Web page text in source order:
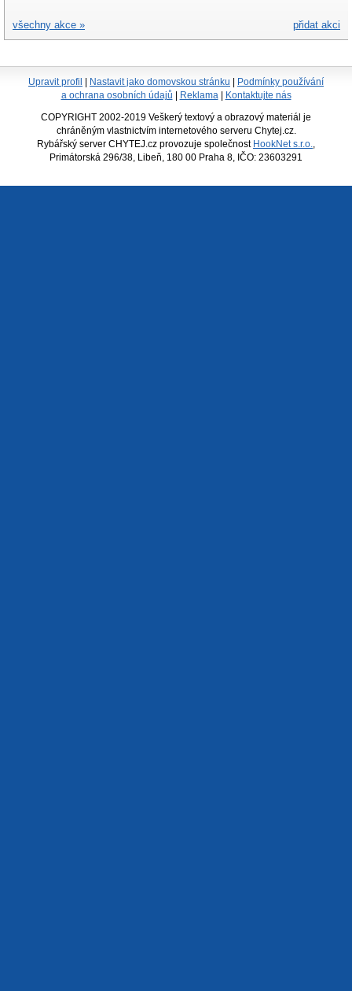
přidat akci
všechny akce »
Upravit profil Nastavit jako domovskou stránku
Podmínky používání
a ochrana osobních údajů
Reklama Kontaktujte nás
COPYRIGHT 2002-2019 Veškerý textový a obrazový materiál je
chráněným vlastnictvím internetového serveru Chytej.cz.
Rybářský server CHYTEJ.cz provozuje společnost HookNet s.r.o.
Primátorská 296/38, Libeň, 180 00 Praha 8, IČO: 23603291